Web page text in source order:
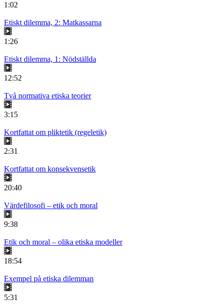
1:02
Etiskt dilemma, 2: Matkassarna
1:26
Etiskt dilemma, 1: Nödställda
12:52
Två normativa etiska teorier
3:15
Kortfattat om pliktetik (regeletik)
2:31
Kortfattat om konsekvensetik
20:40
Värdefilosofi – etik och moral
9:38
Etik och moral – olika etiska modeller
18:54
Exempel på etiska dilemman
5:31